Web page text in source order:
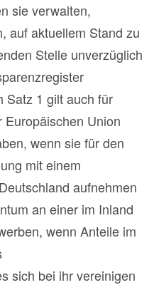
sie verwalten,
auf aktuellem Stand zu
Stelle unverzüglich
Satz 1 gilt auch für
Union
wenn sie für den
mit einem
aufnehmen
an einer im Inland
wenn Anteile im
sich bei ihr vereinigen